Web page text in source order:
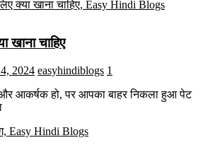
चाहिए
2024 easyhindiblogs 1
आकर्षक हो, पर आपका बाहर निकला हुआ पेट